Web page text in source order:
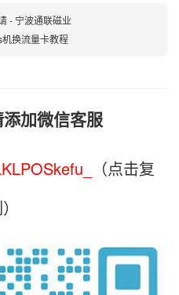
- 宁波通联磁业
换流量卡教程
加微信客服
（点击复